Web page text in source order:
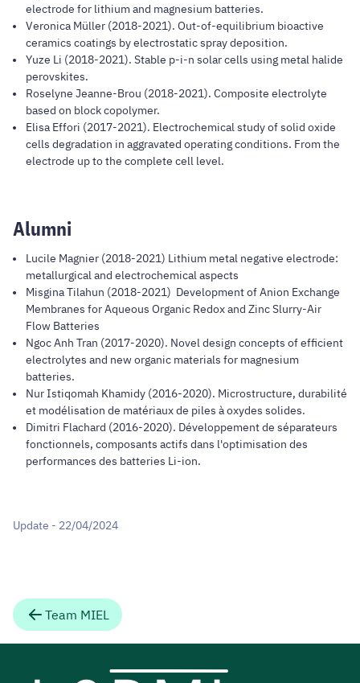
electrode for lithium and magnesium batteries.
Veronica Müller (2018-2021). Out-of-equilibrium bioactive
ceramics coatings by electrostatic spray deposition.
Yuze Li (2018-2021). Stable p-i-n solar cells using metal halide
perovskites.
Roselyne Jeanne-Brou (2018-2021). Composite electrolyte
based on block copolymer.
Elisa Effori (2017-2021). Electrochemical study of solid oxide
cells degradation in aggravated operating conditions. From the
electrode up to the complete cell level.
Alumni
Lucile Magnier (2018-2021) Lithium metal negative electrode:
metallurgical and electrochemical aspects
Misgina Tilahun (2018-2021) Development of Anion Exchange
Membranes for Aqueous Organic Redox and Zinc Slurry-Air
Flow Batteries
Ngoc Anh Tran (2017-2020). Novel design concepts of efficient
electrolytes and new organic materials for magnesium
batteries.
Nur Istiqomah Khamidy (2016-2020). Microstructure, durabilité
et modélisation de matériaux de piles à oxydes solides.
Dimitri Flachard (2016-2020). Développement de séparateurs
fonctionnels, composants actifs dans l'optimisation des
performances des batteries Li-ion.
Update - 22/04/2024
Team MIEL